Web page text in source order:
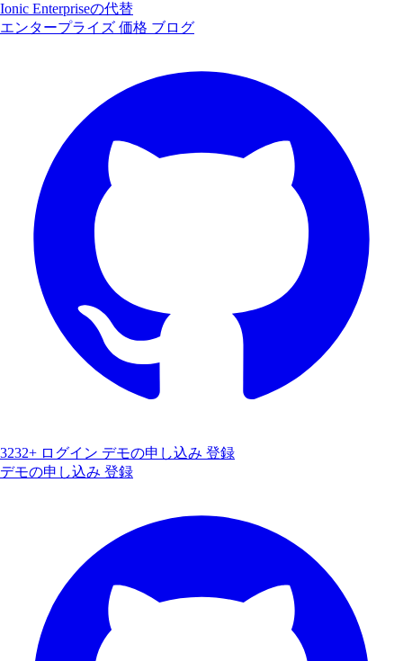
Ionic Enterpriseの代替
エンタープライズ 価格 ブログ
3232+ ログイン デモの申し込み 登録
デモの申し込み 登録